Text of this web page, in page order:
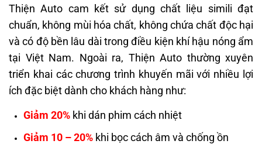
Thiện Auto cam kết sử dụng chất liệu simili đạt
chuẩn, không mùi hóa chất, không chứa chất độc hại
và có độ bền lâu dài trong điều kiện khí hậu nóng ẩm
tại Việt Nam. Ngoài ra, Thiện Auto thường xuyên
triển khai các chương trình khuyến mãi với nhiều lợi
ích đặc biệt dành cho khách hàng như:
Giảm 20% khi dán phim cách nhiệt
Giảm 10 – 20% khi bọc cách âm và chống ồn